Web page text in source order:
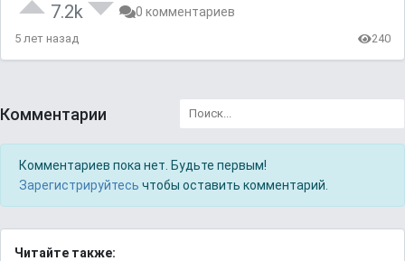
7.2k 0 комментариев
5 лет назад 240
Комментарии
Комментариев пока нет. Будьте первым!
Зарегистрируйтесь чтобы оставить комментарий.
Читайте также: